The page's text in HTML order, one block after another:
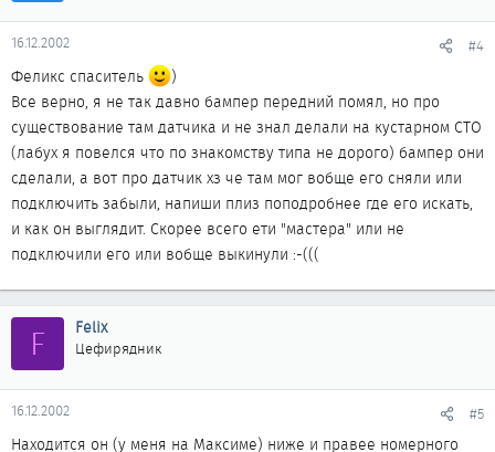
16.12.2002 #4
Феликс спаситель
)
Все верно, я не так давно бампер передний помял, но про
существование там датчика и не знал делали на кустарном СТО
(лабух я повелся что по знакомству типа не дорого) бампер они
сделали, а вот про датчик хз че там мог вобще его сняли или
подключить забыли, напиши плиз поподробнее где его искать,
и как он выглядит. Скорее всего ети "мастера" или не
подключили его или вобще выкинули :-(((
F Felix
Цефирядник
16.12.2002 #5
Находится он (у меня на Максиме) ниже и правее номерного